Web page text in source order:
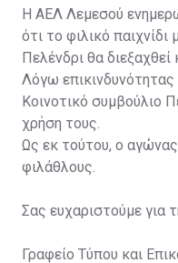
Η ΑΕΛ Λεμεσού
ότι το φιλικό
Πελένδρι θα
Λόγω
Κοινοτικό συμβούλιο
χρήση τους.
Ως εκ τούτου, ο
φιλάθλους.
Σας ευχαριστούμε για
Γραφείο Τύπου και